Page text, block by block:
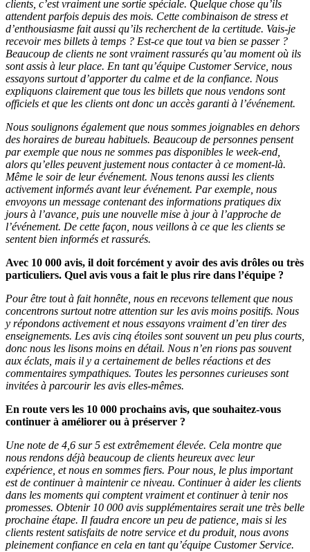
clients, c’est vraiment une sortie spéciale. Quelque chose qu’ils
attendent parfois depuis des mois. Cette combinaison de stress et
d’enthousiasme fait aussi qu’ils recherchent de la certitude. Vais-je
recevoir mes billets à temps ? Est-ce que tout va bien se passer ?
Beaucoup de clients ne sont vraiment rassurés qu’au moment où ils
sont assis à leur place. En tant qu’équipe Customer Service, nous
essayons surtout d’apporter du calme et de la confiance. Nous
expliquons clairement que tous les billets que nous vendons sont
officiels et que les clients ont donc un accès garanti à l’événement.
Nous soulignons également que nous sommes joignables en dehors
des horaires de bureau habituels. Beaucoup de personnes pensent
par exemple que nous ne sommes pas disponibles le week-end,
alors qu’elles peuvent justement nous contacter à ce moment-là.
Même le soir de leur événement. Nous tenons aussi les clients
activement informés avant leur événement. Par exemple, nous
envoyons un message contenant des informations pratiques dix
jours à l’avance, puis une nouvelle mise à jour à l’approche de
l’événement. De cette façon, nous veillons à ce que les clients se
sentent bien informés et rassurés.
Avec 10 000 avis, il doit forcément y avoir des avis drôles ou très
particuliers. Quel avis vous a fait le plus rire dans l’équipe ?
Pour être tout à fait honnête, nous en recevons tellement que nous
concentrons surtout notre attention sur les avis moins positifs. Nous
y répondons activement et nous essayons vraiment d’en tirer des
enseignements. Les avis cinq étoiles sont souvent un peu plus courts,
donc nous les lisons moins en détail. Nous n’en rions pas souvent
aux éclats, mais il y a certainement de belles réactions et des
commentaires sympathiques. Toutes les personnes curieuses sont
invitées à parcourir les avis elles-mêmes.
En route vers les 10 000 prochains avis, que souhaitez-vous
continuer à améliorer ou à préserver ?
Une note de 4,6 sur 5 est extrêmement élevée. Cela montre que
nous rendons déjà beaucoup de clients heureux avec leur
expérience, et nous en sommes fiers. Pour nous, le plus important
est de continuer à maintenir ce niveau. Continuer à aider les clients
dans les moments qui comptent vraiment et continuer à tenir nos
promesses. Obtenir 10 000 avis supplémentaires serait une très belle
prochaine étape. Il faudra encore un peu de patience, mais si les
clients restent satisfaits de notre service et du produit, nous avons
pleinement confiance en cela en tant qu’équipe Customer Service.